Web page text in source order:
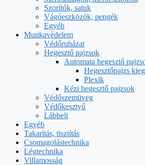
Szorítók, satuk
Vágóeszközök, pengék
Egyéb
Munkavédelem
Védőruházat
Hegesztő pajzsok
Automata hegesztő
Hegesztőpajzs
Plexik
Kézi hegesztő pajzsok
Védőszemüveg
Védőkesztyű
Lábbeli
Egyéb
Takarítás, tisztítás
Csomagolástechnika
Légtechnika
Villamosság